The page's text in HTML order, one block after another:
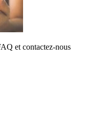
et contactez-nous